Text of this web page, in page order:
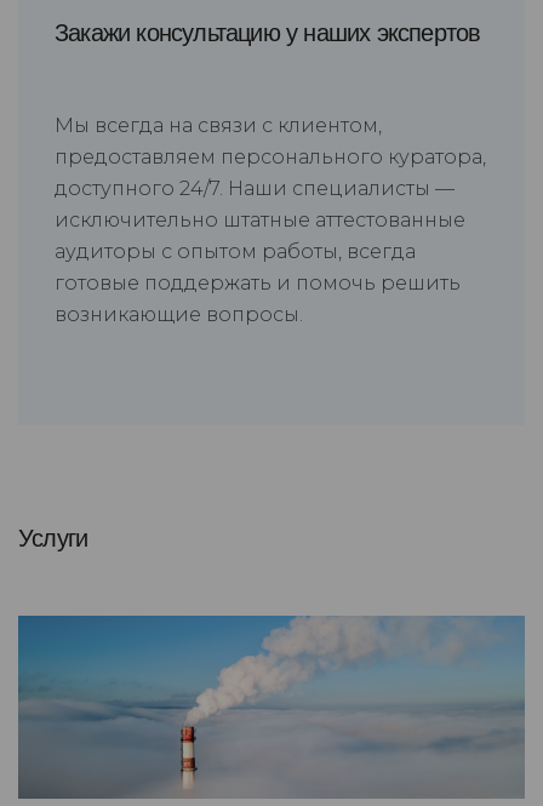
Закажи консультацию у наших экспертов
Мы всегда на связи с клиентом,
предоставляем персонального куратора,
доступного 24/7. Наши специалисты —
исключительно штатные аттестованные
аудиторы с опытом работы, всегда
готовые поддержать и помочь решить
возникающие вопросы.
Услуги